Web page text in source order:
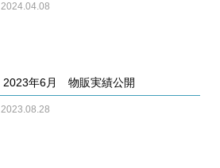
2024.04.08
2023年6月 物販実績公開
2023.08.28